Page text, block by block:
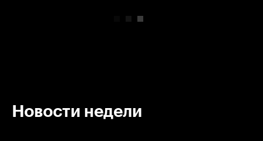
Новости недели